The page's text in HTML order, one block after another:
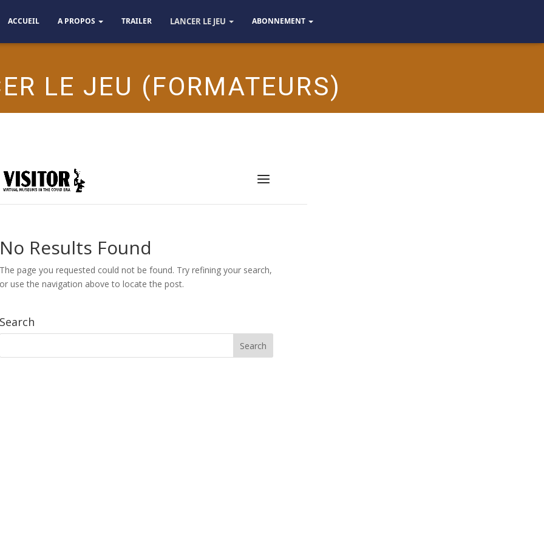
ACCUEIL A PROPOS TRAILER LANCER LE JEU ABONNEMENT
LE JEU (FORMATEURS)